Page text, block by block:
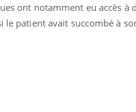
ont notamment eu accès
le patient avait succombé à